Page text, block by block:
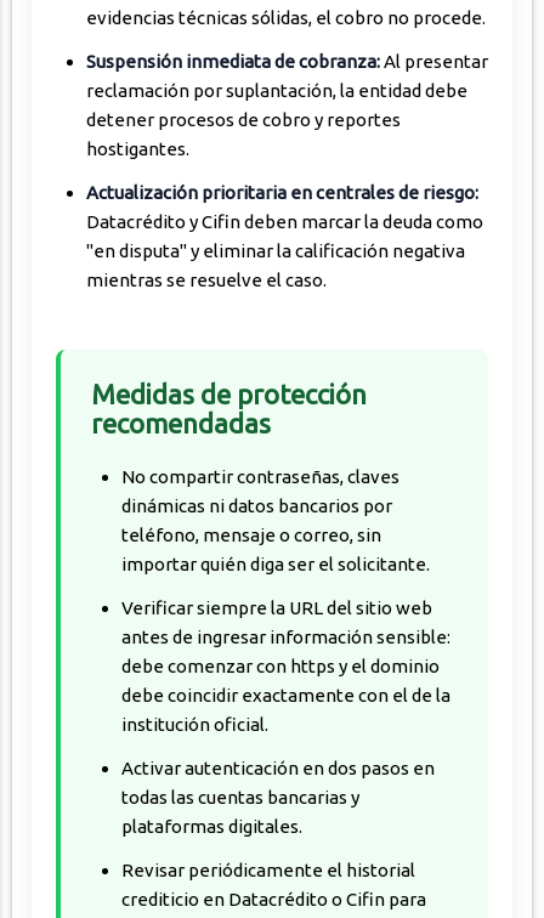
evidencias técnicas sólidas, el cobro no procede.
Suspensión inmediata de cobranza:Al presentar
reclamación por suplantación, la entidad debe
detener procesos de cobro y reportes
hostigantes.
Actualización prioritaria en centrales de riesgo:
Datacrédito y Cifin deben marcar la deuda como
"en disputa" y eliminar la calificación negativa
mientras se resuelve el caso.
Medidas de protección
recomendadas
No compartir contraseñas, claves
dinámicas ni datos bancarios por
teléfono, mensaje o correo, sin
importar quién diga ser el solicitante.
Verificar siempre la URL del sitio web
antes de ingresar información sensible:
debe comenzar con https y el dominio
debe coincidir exactamente con el de la
institución oficial.
Activar autenticación en dos pasos en
todas las cuentas bancarias y
plataformas digitales.
Revisar periódicamente el historial
crediticio en Datacrédito o Cifin para